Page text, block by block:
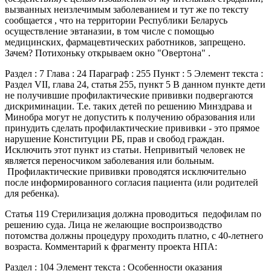
вызванных неизлечимым заболеванием и тут же по тексту
сообщается , что на территории Республики Беларусь
осуществление эвтаназии, в том числе с помощью
медицинских, фармацевтических работников, запрещено.
Зачем? Потихоньку открываем окно "Овертона" .
Раздел : 7 Глава : 24 Параграф : 255 Пункт : 5 Элемент текста :
Раздел VII, глава 24, статья 255, пункт 5 В данном пункте дети
не получившие профилактические прививки подвергаются
дискриминации. Т.е. таких детей по решению Минздрава и
Минобра могут не допустить к получению образования или
принудить сделать профилактические прививки - это прямое
нарушение Конституции РБ, прав и свобод граждан.
Исключить этот пункт из статьи. Непривитый человек не
является переносчиком заболевания или больным.
Профилактические прививки проводятся исключительно
после информированного согласия пациента (или родителей
для ребенка).
Статья 119 Стерилизация должна проводиться педофилам по
решению суда. Лица не желающие воспроизводство
потомства должны процедуру проходить платно, с 40-летнего
возраста. Комментарий к фрагменту проекта НПА:
Раздел : 104 Элемент текста : Особенности оказания